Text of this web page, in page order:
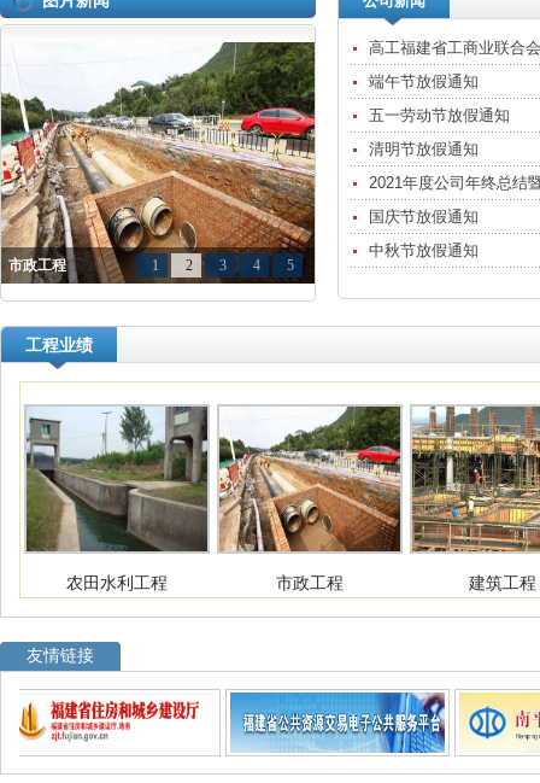
市政工程 1 2 3 4 5
高工福建省工商业联合
端午节放假通知
五一劳动节放假通知
清明节放假通知
2021年度公司年终总结
国庆节放假通知
中秋节放假通知
工程业绩
友情链接